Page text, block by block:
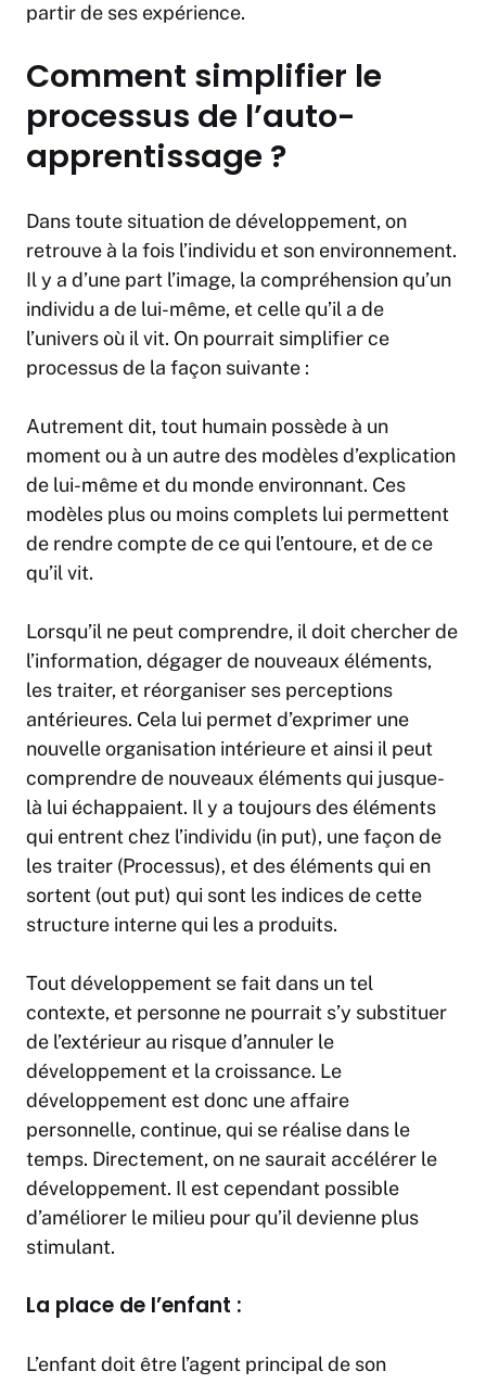
partir de ses expérience.
Comment simplifier le
processus de l’auto-
apprentissage ?
Dans toute situation de développement, on
retrouve à la fois l’individu et son environnement.
Il y a d’une part l’image, la compréhension qu’un
individu a de lui-même, et celle qu’il a de
l’univers où il vit. On pourrait simplifier ce
processus de la façon suivante :
Autrement dit, tout humain possède à un
moment ou à un autre des modèles d’explication
de lui-même et du monde environnant. Ces
modèles plus ou moins complets lui permettent
de rendre compte de ce qui l’entoure, et de ce
qu’il vit.
Lorsqu’il ne peut comprendre, il doit chercher de
l’information, dégager de nouveaux éléments,
les traiter, et réorganiser ses perceptions
antérieures. Cela lui permet d’exprimer une
nouvelle organisation intérieure et ainsi il peut
comprendre de nouveaux éléments qui jusque-
là lui échappaient. Il y a toujours des éléments
qui entrent chez l’individu (in put), une façon de
les traiter (Processus), et des éléments qui en
sortent (out put) qui sont les indices de cette
structure interne qui les a produits.
Tout développement se fait dans un tel
contexte, et personne ne pourrait s’y substituer
de l’extérieur au risque d’annuler le
développement et la croissance. Le
développement est donc une affaire
personnelle, continue, qui se réalise dans le
temps. Directement, on ne saurait accélérer le
développement. Il est cependant possible
d’améliorer le milieu pour qu’il devienne plus
stimulant.
La place de l’enfant :
L’enfant doit être l’agent principal de son